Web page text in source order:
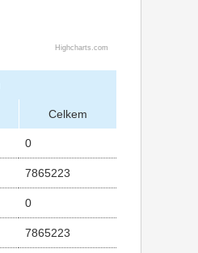
Highcharts.com
Celkem
0
7865223
0
7865223